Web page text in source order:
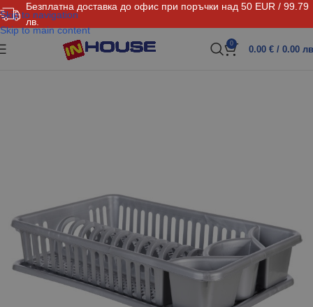
Безплатна доставка до офис при поръчки над 50 EUR / 99.79
лв.
Skip to navigation
Skip to main content
0
0.00 € / 0.00